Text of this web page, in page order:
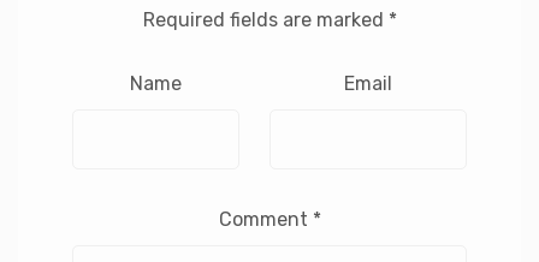
Required fields are marked *
Name Email
Comment *